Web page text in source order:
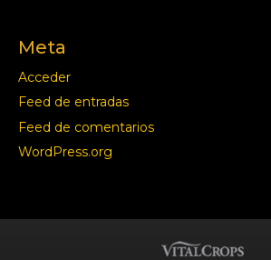
Meta
Acceder
Feed de entradas
Feed de comentarios
WordPress.org